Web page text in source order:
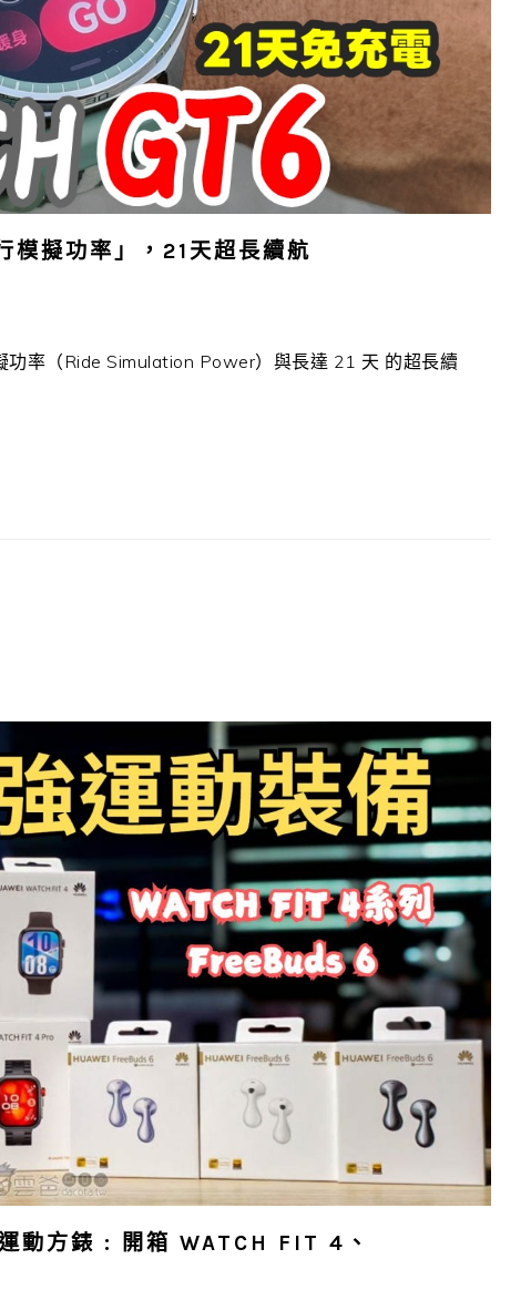
擬功率」，21天超長續航
率（Ride Simulation Power）與長達 21 天 的超長續
動方錶 : 開箱 WATCH FIT 4、